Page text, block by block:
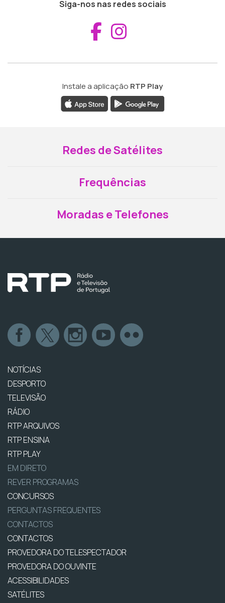
Siga-nos nas redes sociais
Aceder ao
Instale a aplicação RTP Play
Redes de Satélites
Frequências
Moradas e Telefones
NOTÍCIAS
DESPORTO
TELEVISÃO
RÁDIO
RTP ARQUIVOS
RTP ENSINA
RTP PLAY
EM DIRETO
REVER PROGRAMAS
CONCURSOS
PERGUNTAS FREQUENTES
CONTACTOS
CONTACTOS
PROVEDORA DO TELESPECTADOR
PROVEDORA DO OUVINTE
ACESSIBILIDADES
SATÉLITES